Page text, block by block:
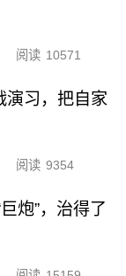
阅读 10571
演习，把自家
阅读 9354
炮”，治得了